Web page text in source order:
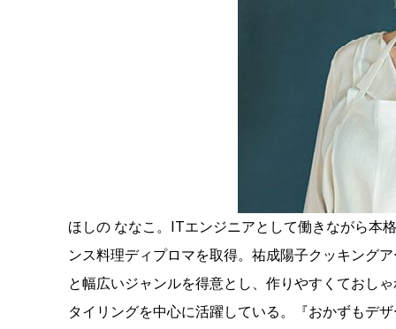
ほしの ななこ。ITエンジニアとして働きながら本
ンス料理ディプロマを取得。祐成陽子クッキング
と幅広いジャンルを得意とし、作りやすくておし
タイリングを中心に活躍している。『おかずもデ